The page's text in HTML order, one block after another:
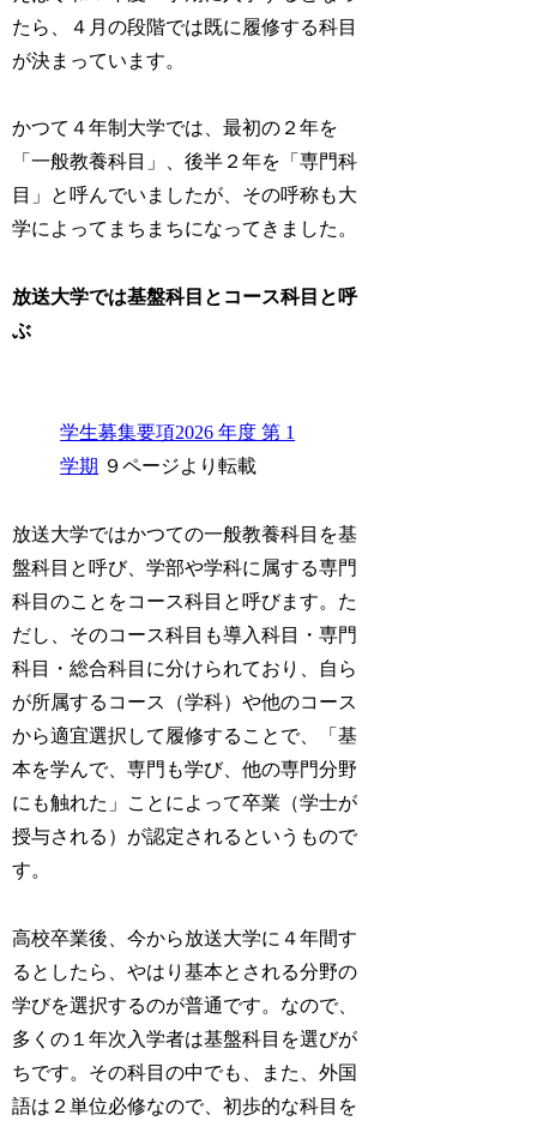
たら、４月の段階では既に履修する科目
が決まっています。
かつて４年制大学では、最初の２年を
「一般教養科目」、後半２年を「専門科
目」と呼んでいましたが、その呼称も大
学によってまちまちになってきました。
放送大学では基盤科目 と コース科目 と呼
ぶ
学生募集要項2026 年度 第 1
学期 ９ページより転載
放送大学ではかつての一般教養科目を基
盤科目と呼び、学部や学科に属する専門
科目のことをコース科目と呼びます。た
だし、そのコース科目も導入科目・専門
科目・総合科目に分けられており、自ら
が所属するコース（学科）や他のコース
から適宜選択して履修することで、「基
本を学んで、専門も学び、他の専門分野
にも触れた」ことによって卒業（学士が
授与される）が認定されるというもので
す。
高校卒業後、今から放送大学に４年間す
るとしたら、やはり基本とされる分野の
学びを選択するのが普通です。なので、
多くの１年次入学者は基盤科目を選びが
ちです。その科目の中でも、また、外国
語は２単位必修なので、初歩的な科目を